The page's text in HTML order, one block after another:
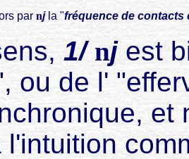
par njla "fréquence de contacts
1/njest
ou de l'
et
l'intuition